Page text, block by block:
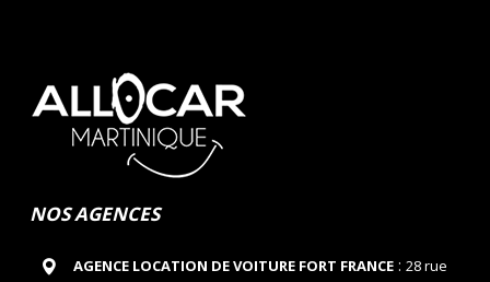
NOS AGENCES
AGENCE LOCATION DE VOITURE FORT FRANCE: 28 rue